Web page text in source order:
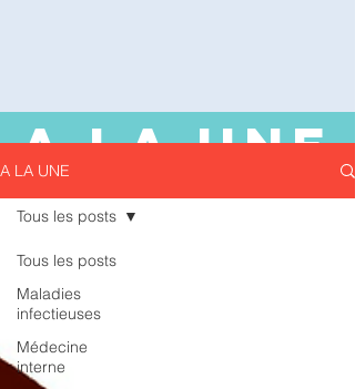
A LA UNE
A LA UNE
Tous les posts
Maladies
infectieuses
Médecine
interne
Tous les posts